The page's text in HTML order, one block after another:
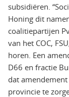
subsidiëren.
Honing dit
coalitiepartijen
van het COC,
horen. Een
D66 en fractie
dat
provincie te